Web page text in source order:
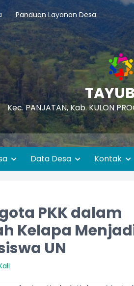
Panduan Layanan Desa
Kec. PANJATAN, Kab. KULON
Data Desa Kontak
PKK dalam
Kelapa
UN